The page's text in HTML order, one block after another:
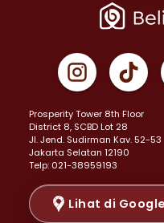
Properti Dijual di
Properti Dijual di Gambir >
Properti Dijual di Johar
Properti Dijual di Menteng >
Properti Dijual di Senen >
Properti Dijual di Tanah
Properti Dijual di Cikini >
Properti Dijual di Kramat >
Properti Dijual di Pasar
Prosperity Tower 8th Floor
District 8, SCBD Lot 28
JI. Jend. Sudirman Kav. 52-53
Jakarta Selatan 12190
Telp: 021-38959193
Lihat di